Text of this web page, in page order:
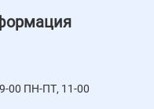
00 ПН-ПТ, 11-00